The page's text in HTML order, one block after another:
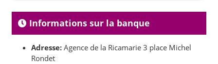
Informations sur la banque
Adresse: Agence de la Ricamarie 3 place Michel
Rondet